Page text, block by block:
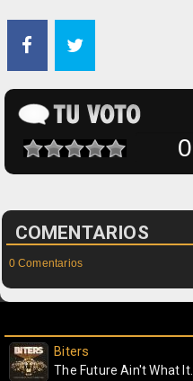
COMENTARIOS
0 Comentarios
Biters
The Future Ain't What It...